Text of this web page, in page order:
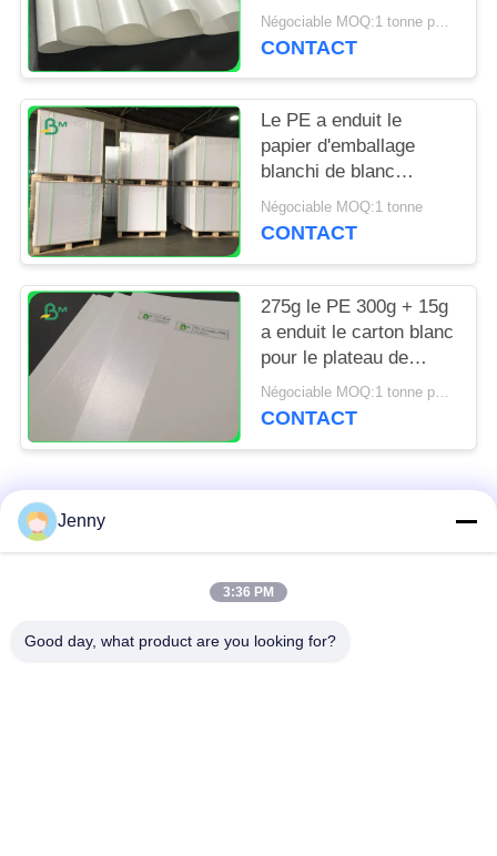
papier pour les bâtons
de cannelle de
Négociable MOQ:1 tonne pour la taille spéciale et 10 tonnes pour la taille standard
CONTACT
Le PE a enduit le
papier d'emballage
blanchi de blanc
120gsm + 10g pour
envelopper des
Négociable MOQ:1 tonne
CONTACT
275g le PE 300g + 15g
a enduit le carton blanc
pour le plateau de
nourriture 70 * 100cm
sulfurisés
Négociable MOQ:1 tonne pour la taille commune et 10 tonnes pour la taille spéciale
CONTACT
Catégories populaires
petit pain brun de
Jenny
3:36 PM
Good day, what product are you looking for?